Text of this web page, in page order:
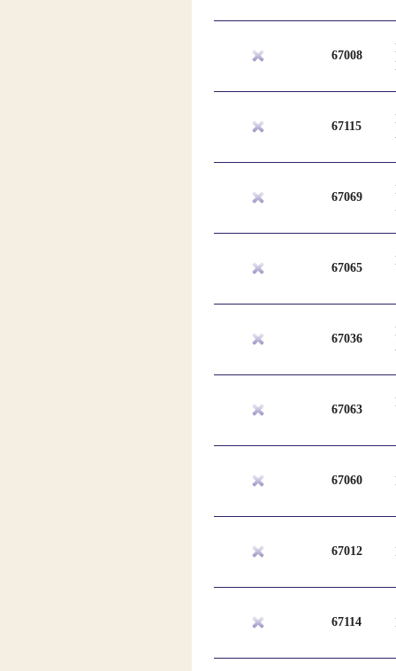
67008
67115
67069
67065
67036
67063
67060
67012
67114